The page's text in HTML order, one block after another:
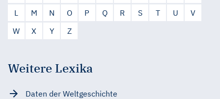
L
M N O P Q R S T U
V
W
X Y Z
Weitere Lexika
Daten der Weltgeschichte